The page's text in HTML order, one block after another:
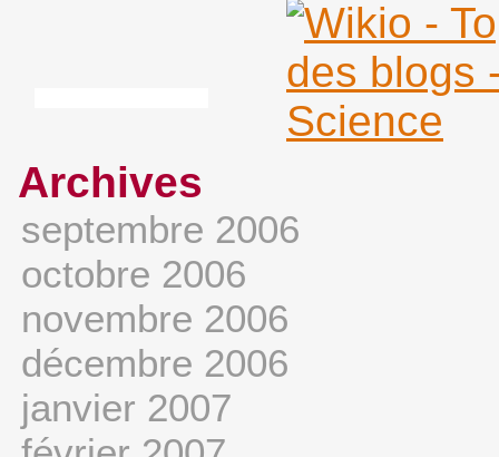
Archives
septembre 2006
octobre 2006
novembre 2006
décembre 2006
janvier 2007